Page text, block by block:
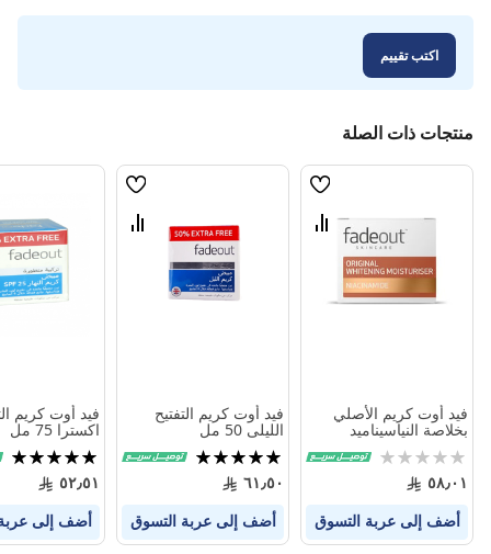
اكتب تقييم
منتجات ذات الصلة
قائمة
قارن
فيد أوت كريم الأصلي
بخلاصة النياسيناميد
مل
Rating:
0%
٥٨٫٠١
أضف إلى عربة التسوق
قائمة
قارن
فيد أوت كريم التفتيح
الليلى 50 مل
تقييم:
100%
٦١٫٥٠
أضف إلى عربة التسوق
فيد أوت كريم
اكسترا 75 مل
تقييم:
100%
٥٢٫٥١
أضف إلى